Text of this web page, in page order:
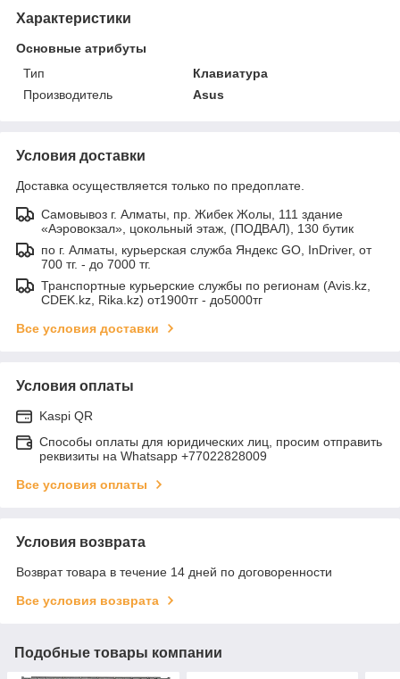
Характеристики
Основные атрибуты
Тип
Клавиатура
Производитель
Asus
Условия доставки
Доставка осуществляется только по предоплате.
Самовывоз г. Алматы, пр. Жибек Жолы, 111 здание
«Аэровокзал», цокольный этаж, (ПОДВАЛ), 130 бутик
по г. Алматы, курьерская служба Яндекс GO, InDriver, от
700 тг. - до 7000 тг.
Транспортные курьерские службы по регионам (Avis.kz,
CDEK.kz, Rika.kz) от1900тг - до5000тг
Все условия доставки
Условия оплаты
Kaspi QR
Способы оплаты для юридических лиц, просим отправить
реквизиты на Whatsapp +77022828009
Все условия оплаты
Условия возврата
Возврат товара в течение 14 дней по договоренности
Все условия возврата
Подобные товары компании